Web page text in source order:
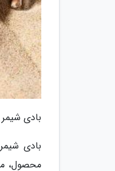
بادی
بادی
محصول،